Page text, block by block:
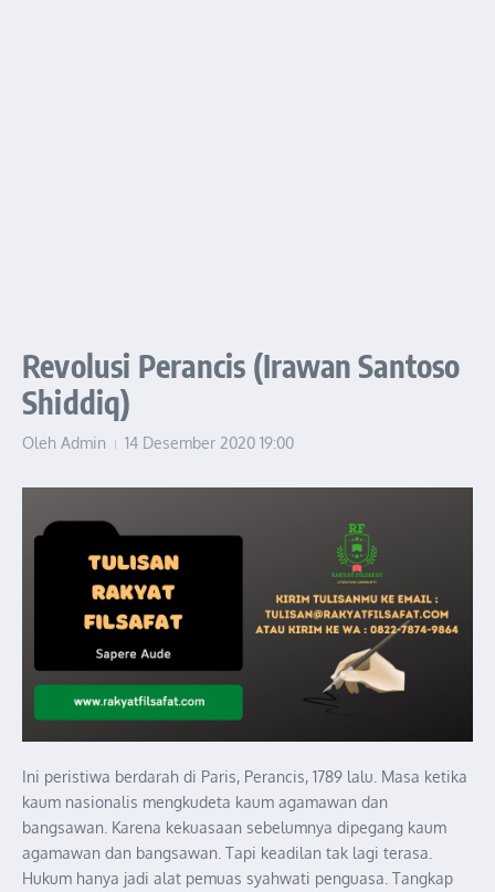
Revolusi Perancis (Irawan Santoso
Shiddiq)
Oleh Admin 14 Desember 2020 19:00
Ini peristiwa berdarah di Paris, Perancis, 1789 lalu. Masa ketika
kaum nasionalis mengkudeta kaum agamawan dan
bangsawan. Karena kekuasaan sebelumnya dipegang kaum
agamawan dan bangsawan. Tapi keadilan tak lagi terasa.
Hukum hanya jadi alat pemuas syahwati penguasa. Tangkap